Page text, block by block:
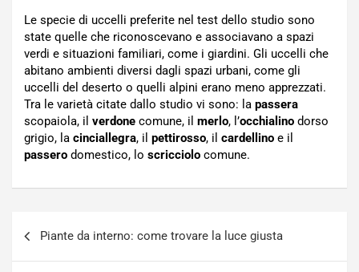
Le specie di uccelli preferite nel test dello studio sono
state quelle che riconoscevano e associavano a spazi
verdi e situazioni familiari, come i giardini. Gli uccelli che
abitano ambienti diversi dagli spazi urbani, come gli
uccelli del deserto o quelli alpini erano meno apprezzati.
Tra le varietà citate dallo studio vi sono: la passera
scopaiola, il verdone comune, il merlo, l’occhialino dorso
grigio, la cinciallegra, il pettirosso, il cardellino e il
passero domestico, lo scricciolo comune.
Piante da interno: come trovare la luce giusta